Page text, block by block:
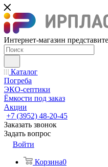
Интернет-магазин
Каталог
Погреба
ЭКО-септики
Ёмкости под заказ
Акции
+7 (3952) 48-20-45
Заказать звонок
Задать вопрос
Войти
Корзина0